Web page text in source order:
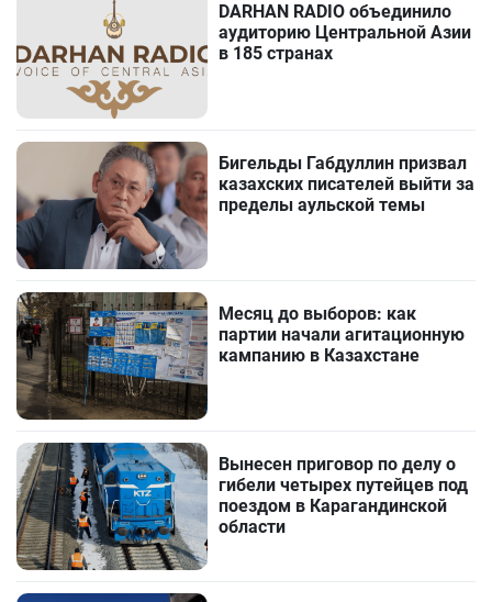
DARHAN RADIO объединило
аудиторию Центральной Азии
в 185 странах
Бигельды Габдуллин призвал
казахских писателей выйти за
пределы аульской темы
Месяц до выборов: как
партии начали агитационную
кампанию в Казахстане
Вынесен приговор по делу о
гибели четырех путейцев под
поездом в Карагандинской
области